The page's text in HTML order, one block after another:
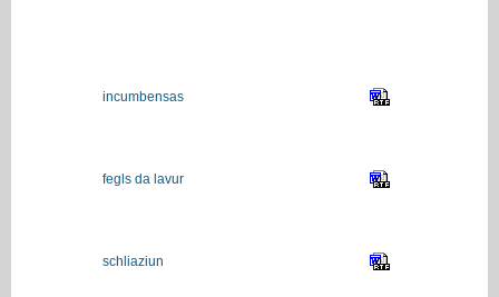
incumbensas
fegls da lavur
schliaziun